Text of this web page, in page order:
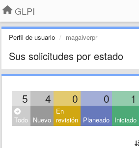
GLPI
Perfil de usuario magaiverpr
Sus solicitudes por estado
5 4 0 0 1
Todo Nuevo
En
revisión Planeado Iniciado